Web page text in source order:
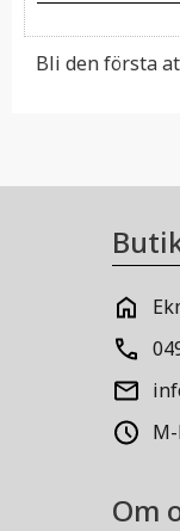
Bli den första
Om